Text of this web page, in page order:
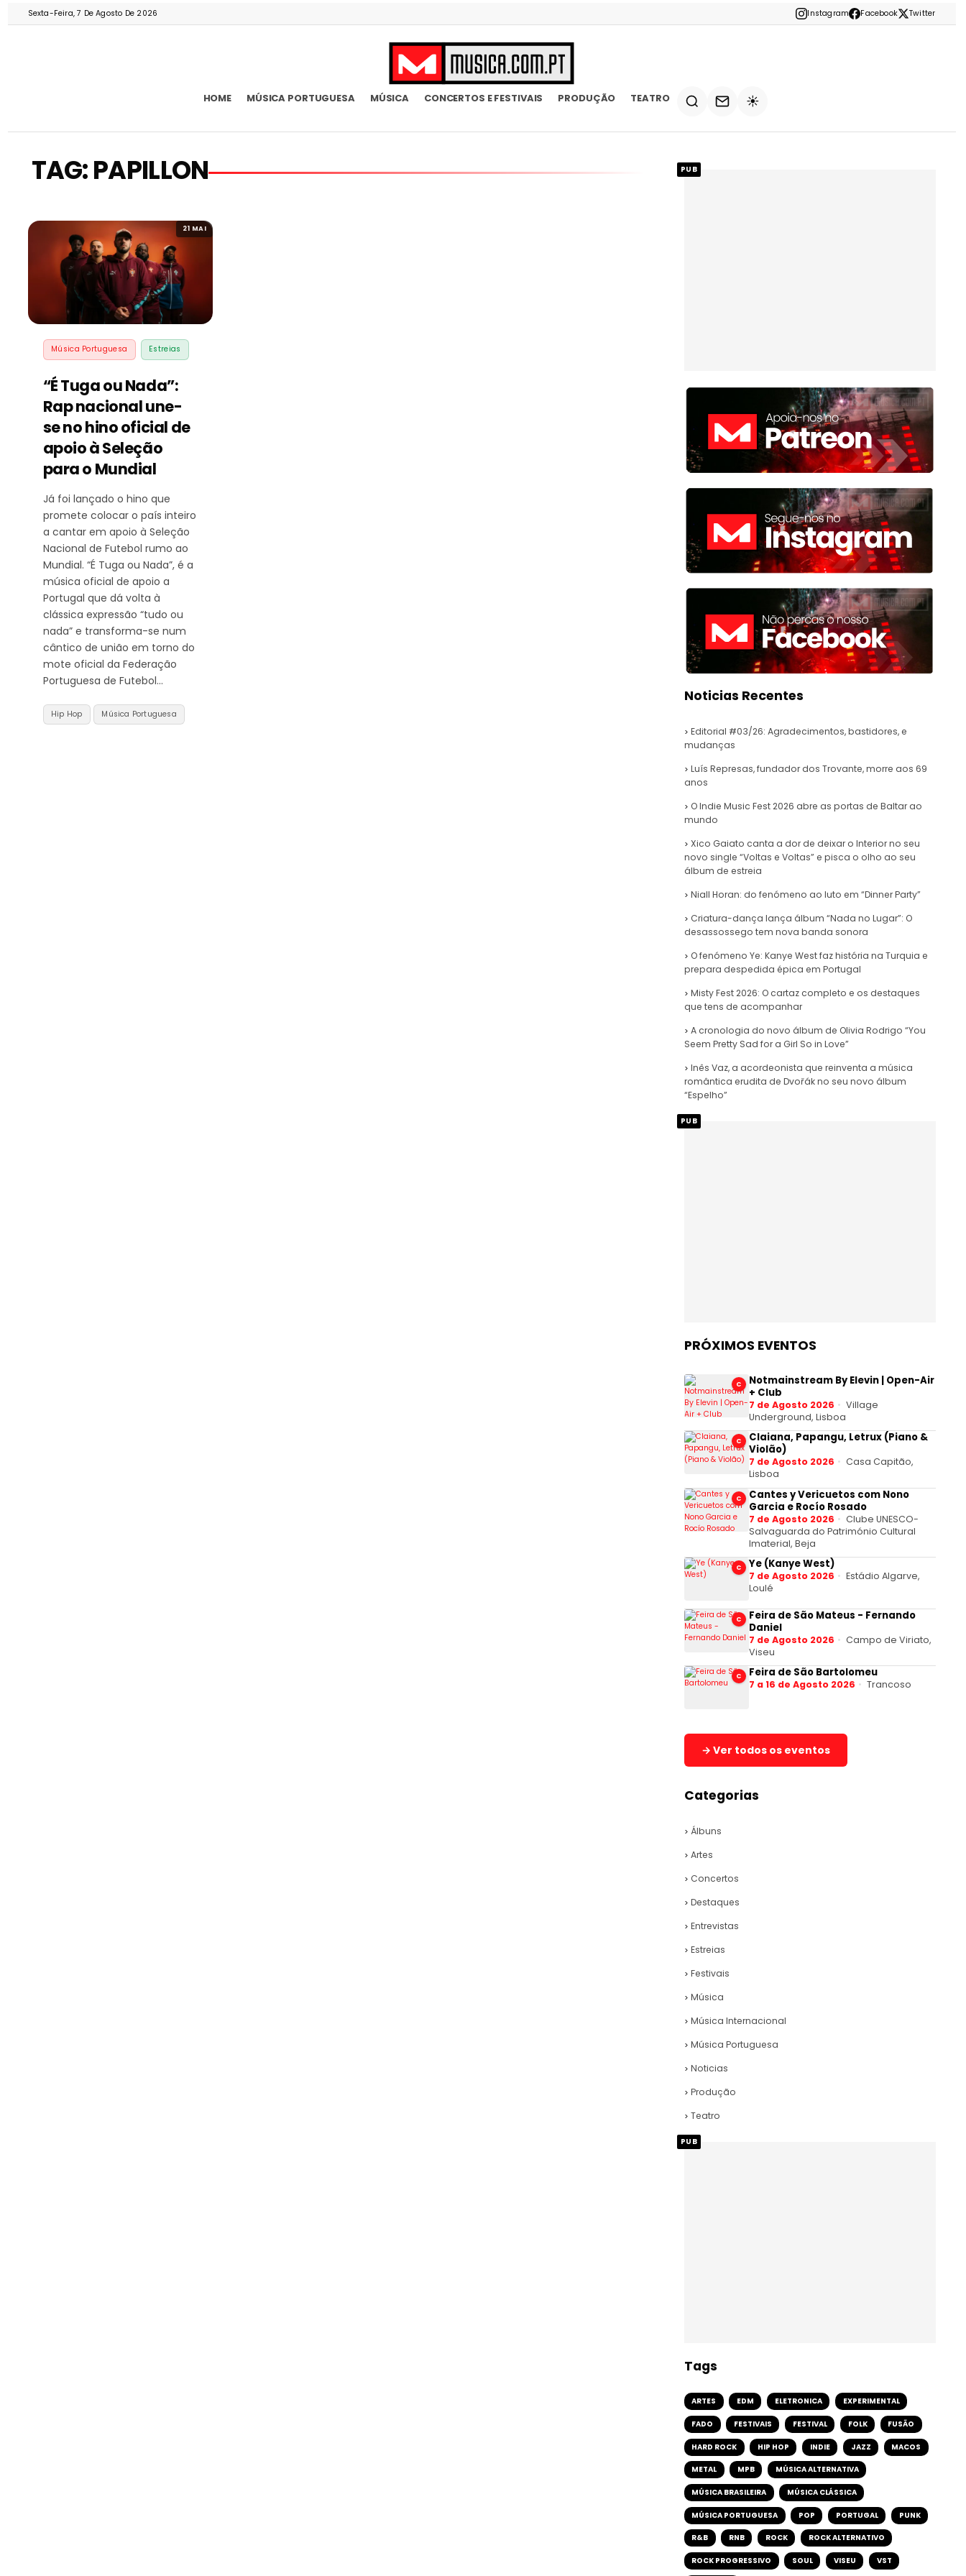
Sexta-Feira, 7 De Agosto De 2026 Instagram Facebook Twitter
HOME MÚSICA PORTUGUESA MÚSICA CONCERTOS E FESTIVAIS PRODUÇÃO TEATRO ☀️
TAG: PAPILLON
21 MAI
Música Portuguesa Estreias
“É Tuga ou Nada”:
Rap nacional une-
se no hino oficial de
apoio à Seleção
para o Mundial
Já foi lançado o hino que
promete colocar o país inteiro
a cantar em apoio à Seleção
Nacional de Futebol rumo ao
Mundial. “É Tuga ou Nada”, é a
música oficial de apoio a
Portugal que dá volta à
clássica expressão “tudo ou
nada” e transforma-se num
cântico de união em torno do
mote oficial da Federação
Portuguesa de Futebol…
Hip Hop Música Portuguesa
PUB
Noticias Recentes
Editorial #03/26: Agradecimentos, bastidores, e
mudanças
Luís Represas, fundador dos Trovante, morre aos 69
anos
O Indie Music Fest 2026 abre as portas de Baltar ao
mundo
Xico Gaiato canta a dor de deixar o Interior no seu
novo single “Voltas e Voltas” e pisca o olho ao seu
álbum de estreia
Niall Horan: do fenómeno ao luto em “Dinner Party”
Criatura-dança lança álbum “Nada no Lugar”: O
desassossego tem nova banda sonora
O fenómeno Ye: Kanye West faz história na Turquia e
prepara despedida épica em Portugal
Misty Fest 2026: O cartaz completo e os destaques
que tens de acompanhar
A cronologia do novo álbum de Olivia Rodrigo “You
Seem Pretty Sad for a Girl So in Love”
Inês Vaz, a acordeonista que reinventa a música
romântica erudita de Dvořák no seu novo álbum
“Espelho”
PUB
PRÓXIMOS EVENTOS
C
Notmainstream By Elevin | Open-Air
+ Club
7 de Agosto 2026
Village
Underground, Lisboa
C
Claiana, Papangu, Letrux (Piano &
Violão)
7 de Agosto 2026
Casa Capitão,
Lisboa
C
Cantes y Vericuetos com Nono
Garcia e Rocío Rosado
7 de Agosto 2026
Clube UNESCO-
Salvaguarda do Património Cultural
Imaterial, Beja
C Ye (Kanye West)
7 de Agosto 2026
Estádio Algarve,
Loulé
C
Feira de São Mateus - Fernando
Daniel
7 de Agosto 2026
Campo de Viriato,
Viseu
C Feira de São Bartolomeu
7 a 16 de Agosto 2026 Trancoso
→ Ver todos os eventos
Categorias
Álbuns
Artes
Concertos
Destaques
Entrevistas
Estreias
Festivais
Música
Música Internacional
Música Portuguesa
Noticias
Produção
Teatro
PUB
Tags
ARTES EDM ELETRONICA EXPERIMENTAL
FADO FESTIVAIS FESTIVAL FOLK FUSÃO
HARD ROCK HIP HOP INDIE JAZZ MACOS
METAL MPB MÚSICA ALTERNATIVA
MÚSICA BRASILEIRA MÚSICA CLÁSSICA
MÚSICA PORTUGUESA POP PORTUGAL PUNK
R&B RNB ROCK ROCK ALTERNATIVO
ROCK PROGRESSIVO SOUL VISEU VST